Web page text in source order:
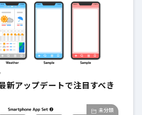
新アップデートで注目すべき
未分類